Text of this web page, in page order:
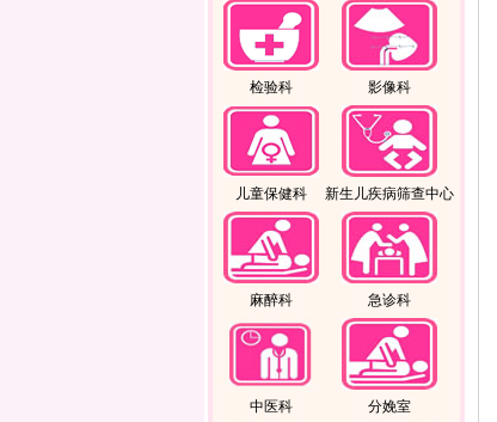
检验科 影像科
儿童保健科 新生儿疾病筛查中心
麻醉科 急诊科
中医科 分娩室